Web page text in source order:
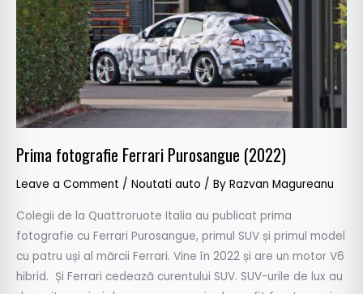
Prima fotografie Ferrari Purosangue (2022)
Leave a Comment / Noutati auto / By Razvan Magureanu
Colegii de la Quattroruote Italia au publicat prima
fotografie cu Ferrari Purosangue, primul SUV și primul model
cu patru uși al mărcii Ferrari. Vine în 2022 și are un motor V6
hibrid. Și Ferrari cedează curentului SUV. SUV-urile de lux au
Purosangue
(2022)